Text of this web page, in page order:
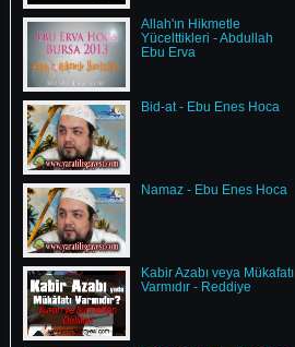
Allah'ın Hikmetle
Yücelttikleri - Abdullah
Ebu Erva
Bid-at - Ebu Enes Hoca
Namaz - Ebu Enes Hoca
Kabir Azabı veya Mükafatı
Varmıdır - Reddiye